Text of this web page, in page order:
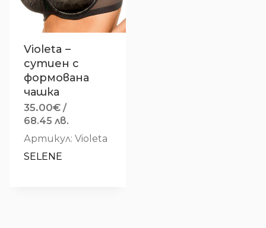
Violeta –
сутиен с
формована
чашка
35.00€ /
68.45 лв.
Артикул: Violeta
SELENE